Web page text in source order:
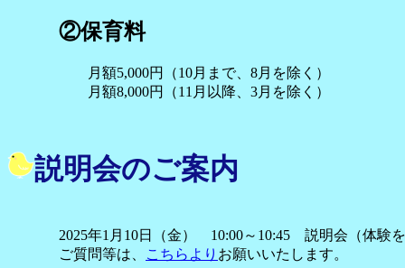
②保育料
月額5,000円（10月まで、8月を除く）
月額8,000円（11月以降、3月を除く）
説明会のご案内
2025年1月10日（金） 10:00～10:45 説明会（体験
ご質問等は、
こちらより お願いいたします。